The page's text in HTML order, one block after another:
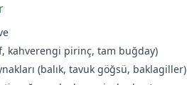
kahverengi pirinç, tam buğday)
(balık, tavuk göğsü, baklagiller)